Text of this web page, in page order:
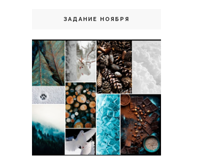
ЗАДАНИЕ НОЯБРЯ